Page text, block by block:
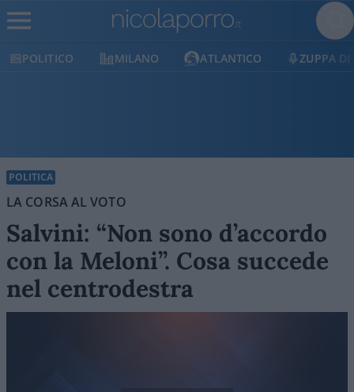
MILANO ATLANTICO ZUPPA DI PORRO
POLITICA
LA CORSA AL VOTO
Salvini: “Non sono d’accordo
con la Meloni”. Cosa succede
nel centrodestra